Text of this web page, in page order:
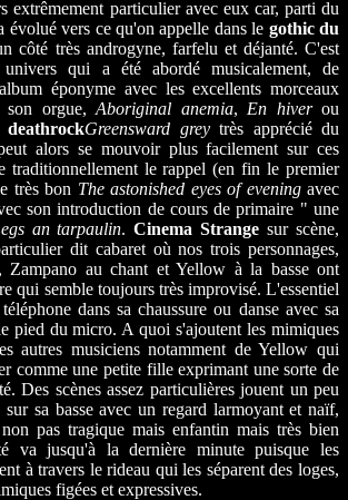
extrêmement particulier avec eux car, parti du
évolué vers ce qu'on appelle dans le gothic du
côté très androgyne, farfelu et déjanté. C'est
qui a été abordé musicalement, de
éponyme avec les excellents morceaux
son orgue, Aboriginal anemia, En hiverou
deathrockGreensward greytrès apprécié du
alors se mouvoir plus facilement sur ces
traditionnellement le rappel (en fin le premier
très bon The astonished eyes of eveningavec
son introduction de cours de primaire " une
an tarpaulin.Cinema Strange sur scène,
dit cabaret où nos trois personnages,
Zampano au chant et Yellow à la basse ont
qui semble toujours très improvisé. L'essentiel
dans sa chaussure ou danse avec sa
pied du micro. A quoi s'ajoutent les mimiques
autres musiciens notamment de Yellow qui
comme une petite fille exprimant une sorte de
Des scènes assez particulières jouent un peu
sur sa basse avec un regard larmoyant et naïf,
pas tragique mais enfantin mais très bien
va jusqu'à la dernière minute puisque les
à travers le rideau qui les séparent des loges,
figées et expressives.